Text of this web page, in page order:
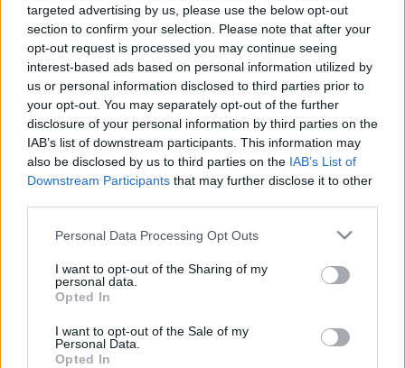
targeted advertising by us, please use the below opt-out
section to confirm your selection. Please note that after your
opt-out request is processed you may continue seeing
interest-based ads based on personal information utilized by
us or personal information disclosed to third parties prior to
your opt-out. You may separately opt-out of the further
disclosure of your personal information by third parties on the
IAB’s list of downstream participants. This information may
also be disclosed by us to third parties on the IAB’s List of
Downstream Participants that may further disclose it to other
Please note that this website/app uses one or more Google
not limited to your visit or usage behaviour. You may click to
grant or deny consent to Google and its third-party tags to
use your data for below specified purposes in below Google
consent section.
Personal Data Processing Opt Outs
I want to opt-out of the Sharing of my
personal data.
Opted In
I want to opt-out of the Sale of my
Personal Data.
Opted In
LEGFRISSEBB
Országos hírek
MEGÉRKEZETT AZ ESŐ A DUNA VÍZGYŰJTŐJÉRE
Országos hírek
Kecskeméten is szakirányú továbbképzésekkel erősít a Gál
Ferenc Egyetem
Kiemelt fontosságú a Gál Ferenc Egyetem számára a jövőbe
fejlődés támogatása.
Országos hírek
szúnyoginvázió elkerülésében